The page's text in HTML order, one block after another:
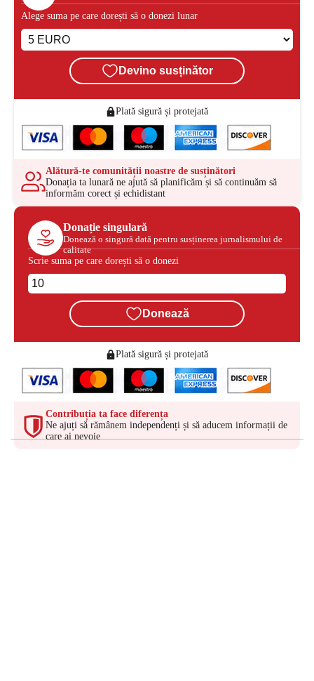
Alege suma pe care dorești să o donezi lunar
Devino susținător
Plată sigură și protejată
Alătură-te comunității noastre de susținători
Donația ta lunară ne ajută să planificăm și să continuăm să
informăm corect și echidistant
Donație singulară
Donează o singură dată pentru susținerea jurnalismului de
calitate
Scrie suma pe care dorești să o donezi
Donează
Plată sigură și protejată
Contribuția ta face diferența
Ne ajuți să rămânem independenți și să aducem informații de
care ai nevoie